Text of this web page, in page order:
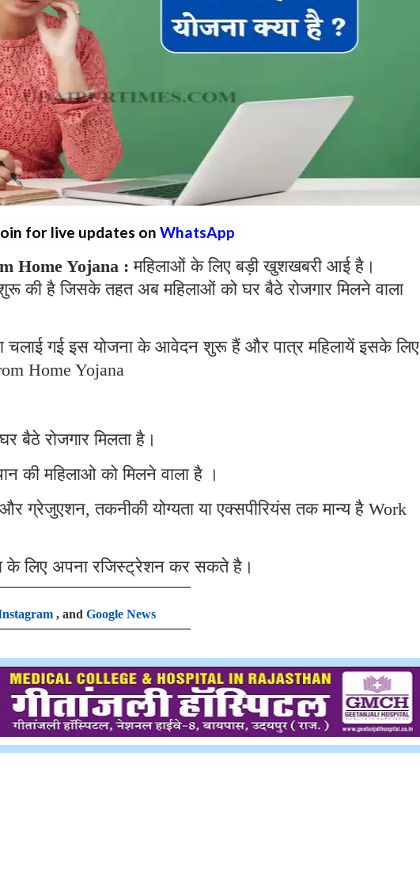
for live updates on WhatsApp
Home Yojana : महिलाओं के लिए बड़ी खुशखबरी आई है।
की है जिसके तहत अब महिलाओं को घर बैठे रोजगार मिलने वाला
चलाई गई इस योजना के आवेदन शुरू हैं और पात्र महिलायें इसके लिए
Home Yojana
बैठे रोजगार मिलता है।
की महिलाओ को मिलने वाला है ।
और ग्रेजुएशन, तकनीकी योग्यता या एक्सपीरियंस तक मान्य है Work
के लिए अपना रजिस्ट्रेशन कर सकते है।
, and Google News